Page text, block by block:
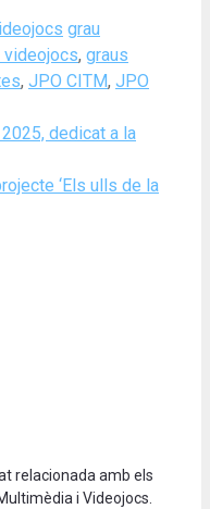
Tags
grau
videojocs, graus
, JPO CITM, JPO
dedicat a la
‘Els ulls de la
relacionada amb els
i Videojocs.